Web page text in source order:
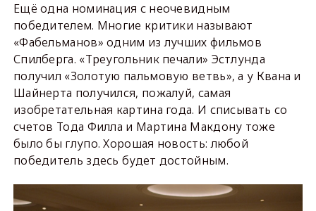
Ещё одна номинация с неочевидным
победителем. Многие критики называют
«Фабельманов» одним из лучших фильмов
Спилберга. «Треугольник печали» Эстлунда
получил «Золотую пальмовую ветвь», а у Квана и
Шайнерта получился, пожалуй, самая
изобретательная картина года. И списывать со
счетов Тода Филла и Мартина Макдону тоже
было бы глупо. Хорошая новость: любой
победитель здесь будет достойным.